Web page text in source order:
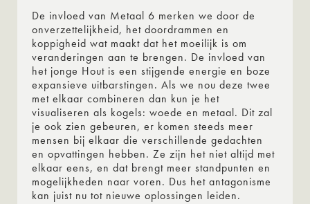
De invloed van Metaal 6 merken we door de
onverzettelijkheid, het doordrammen en
koppigheid wat maakt dat het moeilijk is om
veranderingen aan te brengen. De invloed van
het jonge Hout is een stijgende energie en boze
expansieve uitbarstingen. Als we nou deze twee
met elkaar combineren dan kun je het
visualiseren als kogels: woede en metaal. Dit zal
je ook zien gebeuren, er komen steeds meer
mensen bij elkaar die verschillende gedachten
en opvattingen hebben. Ze zijn het niet altijd met
elkaar eens, en dat brengt meer standpunten en
mogelijkheden naar voren. Dus het antagonisme
kan juist nu tot nieuwe oplossingen leiden.